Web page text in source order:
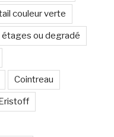
couleur verte
étages ou degradé
Cointreau